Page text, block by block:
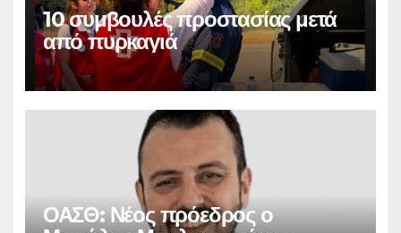
10 συμβουλές προστασίας μετά
από πυρκαγιά
ΟΑΣΘ: Νέος πρόεδρος ο